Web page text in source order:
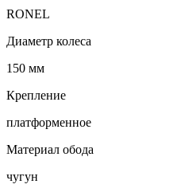
RONEL
Диаметр колеса
150 мм
Крепление
платформенное
Материал обода
чугун